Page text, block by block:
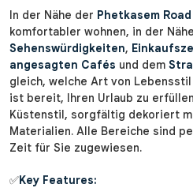
In der Nähe der Phetkasem Road
komfortabler wohnen, in der
Sehenswürdigkeiten,
angesagten Cafés und dem
gleich, welche Art von
ist bereit, Ihren Urlaub zu
Küstenstil, sorgfältig dekoriert
Materialien. Alle Bereiche sind
Zeit für Sie zugewiesen.
✅Key Features: